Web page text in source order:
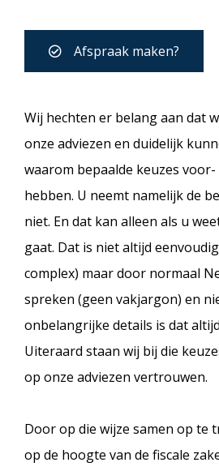
Afspraak maken?
Wij hechten er belang aan dat
onze adviezen en duidelijk
waarom bepaalde keuzes
hebben. U neemt namelijk de
niet. En dat kan alleen als u
gaat. Dat is niet altijd
complex) maar door normaal
spreken (geen vakjargon) en
onbelangrijke details is dat
Uiteraard staan wij bij die
op onze adviezen vertrouwen.
Door op die wijze samen op te
op de hoogte van de fiscale